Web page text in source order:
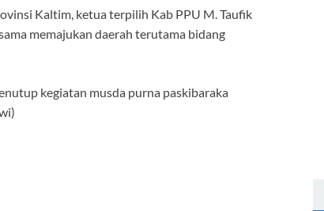
Kaltim, ketua terpilih Kab PPU M. Taufik
memajukan daerah terutama bidang
kegiatan musda purna paskibaraka